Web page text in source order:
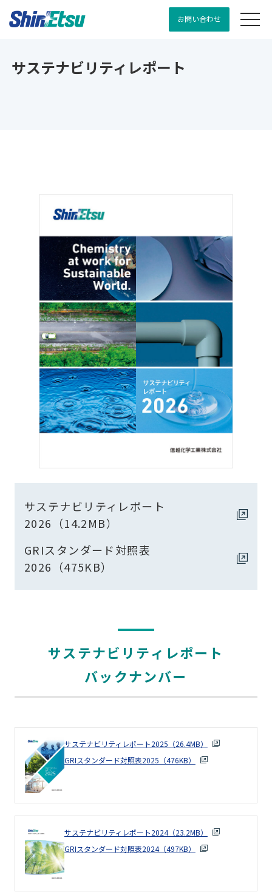
お問い合わせ
サステナビリティレポート
サステナビリティレポート
2026（14.2MB）
GRIスタンダード対照表
2026（475KB）
サステナビリティレポート
バックナンバー
サステナビリティレポート2025（26.4MB）
GRIスタンダード対照表2025（476KB）
サステナビリティレポート2024（23.2MB）
GRIスタンダード対照表2024（497KB）